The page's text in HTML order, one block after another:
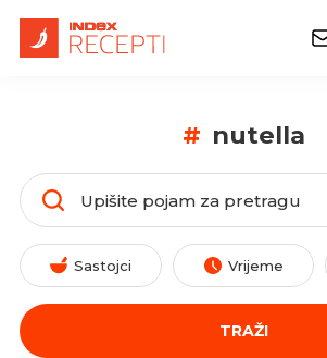
# nutella
Sastojci Vrijeme
TRAŽI